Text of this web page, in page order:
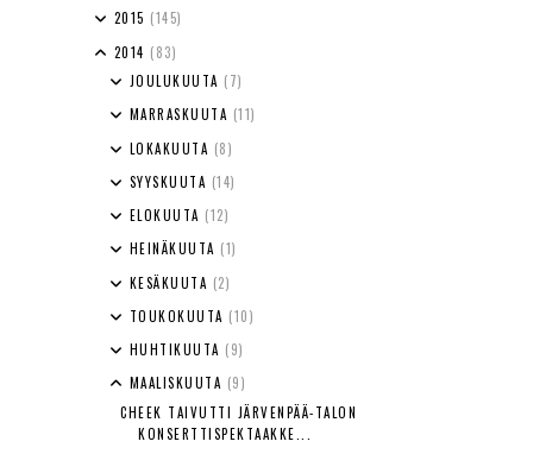
2015 (145)
2014 (83)
JOULUKUUTA (7)
MARRASKUUTA (11)
LOKAKUUTA (8)
SYYSKUUTA (14)
ELOKUUTA (12)
HEINÄKUUTA (1)
KESÄKUUTA (2)
TOUKOKUUTA (10)
HUHTIKUUTA (9)
MAALISKUUTA (9)
CHEEK TAIVUTTI JÄRVENPÄÄ-TALON
KONSERTTISPEKTAAKKE...